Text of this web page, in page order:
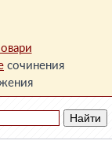
сочинения